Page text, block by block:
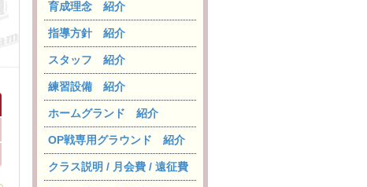
育成理念 紹介
指導方針 紹介
スタッフ 紹介
練習設備 紹介
ホームグランド 紹介
OP戦専用グラウンド 紹介
クラス説明 / 月会費 / 遠征費